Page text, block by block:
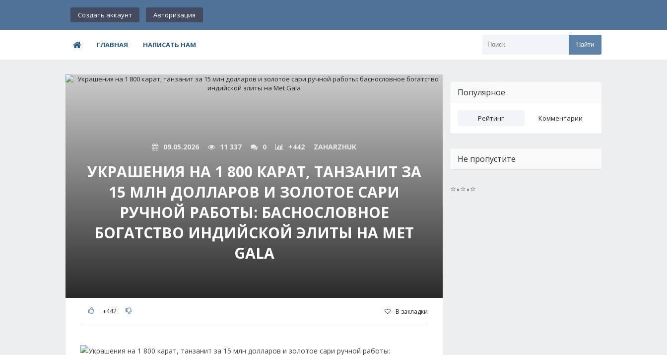
Создать аккаунт Авторизация
ГЛАВНАЯ НАПИСАТЬ НАМ Найти
09.05.2026 11 337 0 +442 ZAHARZHUK
УКРАШЕНИЯ НА 1 800 КАРАТ, ТАНЗАНИТ ЗА
15 МЛН ДОЛЛАРОВ И ЗОЛОТОЕ САРИ
РУЧНОЙ РАБОТЫ: БАСНОСЛОВНОЕ
БОГАТСТВО ИНДИЙСКОЙ ЭЛИТЫ НА MET
GALA
+442 В закладки
Популярное
Рейтинг Комментарии
Не пропустите
☆∘☆∘☆